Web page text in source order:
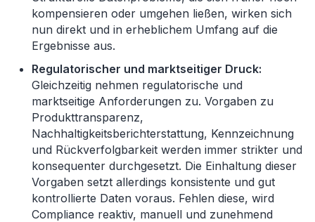
kompensieren oder umgehen ließen, wirken sich
nun direkt und in erheblichem Umfang auf die
Ergebnisse aus.
Regulatorischer und marktseitiger Druck:
Gleichzeitig nehmen regulatorische und
marktseitige Anforderungen zu. Vorgaben zu
Produkttransparenz,
Nachhaltigkeitsberichterstattung, Kennzeichnung
und Rückverfolgbarkeit werden immer strikter und
konsequenter durchgesetzt. Die Einhaltung dieser
Vorgaben setzt allerdings konsistente und gut
kontrollierte Daten voraus. Fehlen diese, wird
Compliance reaktiv, manuell und zunehmend